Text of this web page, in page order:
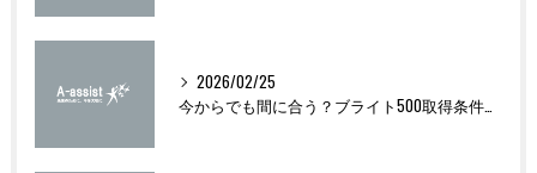
2026/02/25
今からでも間に合う？ブライト500取得条件をわかりやすく解説